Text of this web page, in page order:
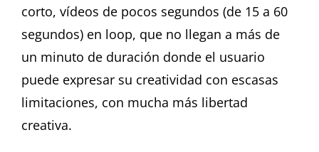
corto, vídeos de pocos segundos (de 15 a 60
segundos) en loop, que no llegan a más de
un minuto de duración donde el usuario
puede expresar su creatividad con escasas
limitaciones, con mucha más libertad
creativa.